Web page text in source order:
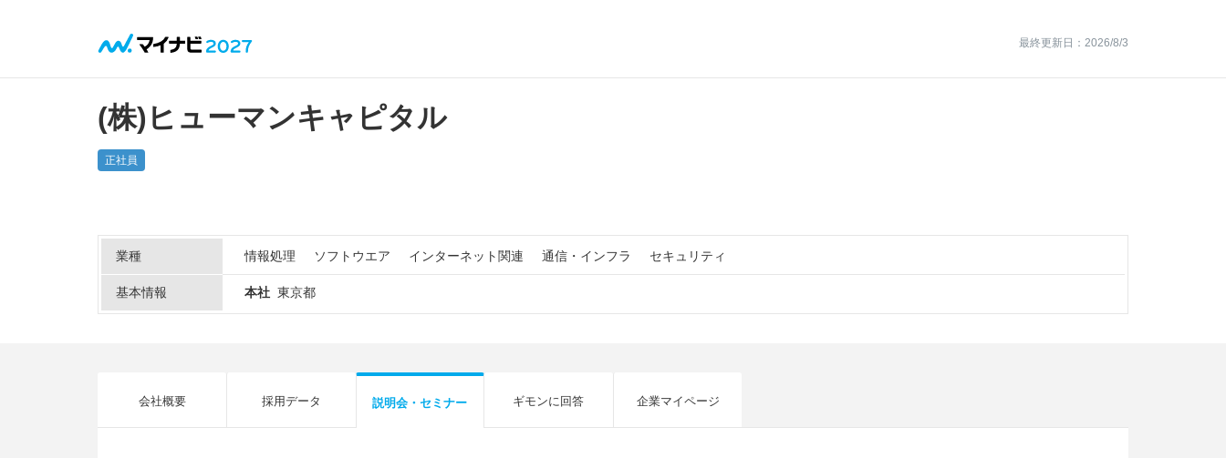
最終更新日：2026/8/3
(株)ヒューマンキャピタル
正社員
業種 情報処理 ソフトウエア インターネット関連 通信・インフラ セキュリティ
基本情報 本社 東京都
会社概要 採用データ 説明会・セミナー ギモンに回答 企業マイページ